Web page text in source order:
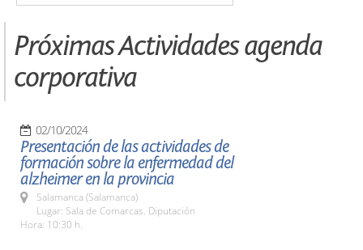
Próximas Actividades agenda
corporativa
02/10/2024
Presentación de las actividades de
formación sobre la enfermedad del
alzheimer en la provincia
Salamanca (Salamanca)
Lugar: Sala de Comarcas. Diputación
Hora: 10:30 h.